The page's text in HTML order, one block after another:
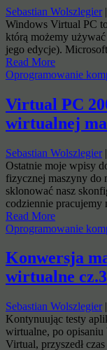
Sebastian Wolszlegier|
Windows Virtual PC
którą możemy
jego edycje).
Read More
Oprogramowanie
Virtual PC
wirtualnej
Sebastian Wolszlegier|
Ostatnie moje wpisy
fizycznej maszyny do
sklonować nasz
codziennie pracujemy
Read More
Oprogramowanie
Konwersja
wirtualne
Sebastian Wolszlegier|
Kontynuując testy
wirtualne, po
Virtual, przyszedł